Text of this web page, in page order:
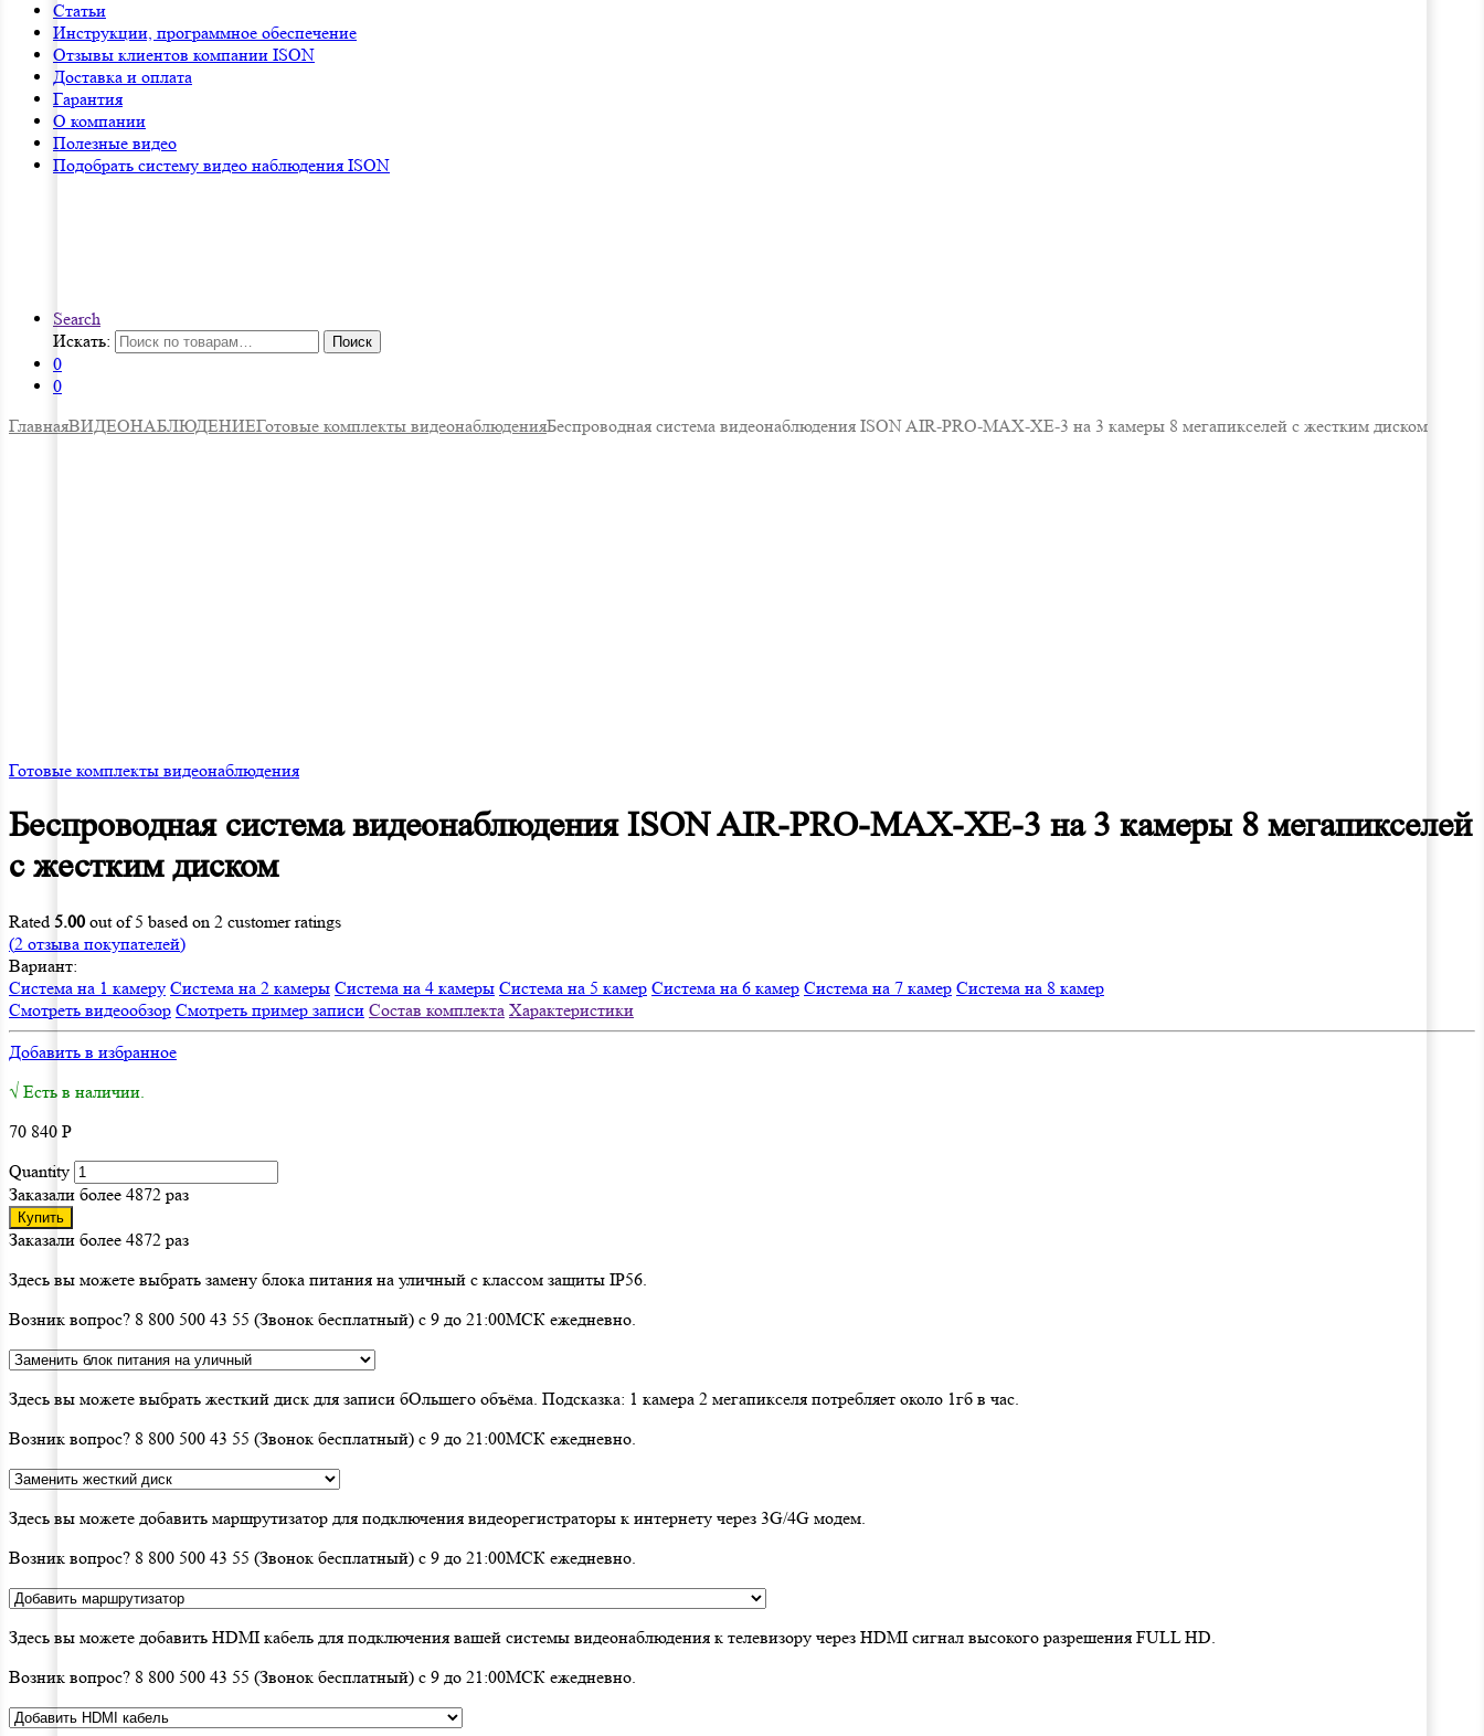
Статьи
Инструкции, программное обеспечение
Отзывы клиентов компании ISON
Доставка и оплата
Гарантия
О компании
Полезные видео
Подобрать систему видео наблюдения ISON
Search
Искать:
Поиск
0
0
ГлавнаяВИДЕОНАБЛЮДЕНИЕГотовые комплекты видеонаблюденияБеспроводная система видеонаблюдения ISON AIR-PRO-MAX-XE-3 на 3 камеры 8 мегапикселей с жестким диском
Готовые комплекты видеонаблюдения
Беспроводная система видеонаблюдения ISON AIR-PRO-MAX-XE-3 на 3 камеры 8 мегапикселей
с жестким диском
Rated 5.00 out of 5 based on 2 customer ratings
(2 отзыва покупателей)
Вариант:
Система на 1 камеру Система на 2 камеры Система на 4 камеры Система на 5 камер Система на 6 камер Система на 7 камер Система на 8 камер
Смотреть видеообзор Смотреть пример записи Состав комплекта Характеристики
Добавить в избранное
√ Есть в наличии.
70 840 Р
Quantity
Заказали более 4872 раз
Купить
Заказали более 4872 раз
Здесь вы можете выбрать замену блока питания на уличный с классом защиты IP56.
Возник вопрос? 8 800 500 43 55 (Звонок бесплатный) с 9 до 21:00МСК ежедневно.
Здесь вы можете выбрать жесткий диск для записи бОльшего объёма. Подсказка: 1 камера 2 мегапикселя потребляет около 1гб в час.
Возник вопрос? 8 800 500 43 55 (Звонок бесплатный) с 9 до 21:00МСК ежедневно.
Здесь вы можете добавить маршрутизатор для подключения видеорегистраторы к интернету через 3G/4G модем.
Возник вопрос? 8 800 500 43 55 (Звонок бесплатный) с 9 до 21:00МСК ежедневно.
Здесь вы можете добавить HDMI кабель для подключения вашей системы видеонаблюдения к телевизору через HDMI сигнал высокого разрешения FULL HD.
Возник вопрос? 8 800 500 43 55 (Звонок бесплатный) с 9 до 21:00МСК ежедневно.